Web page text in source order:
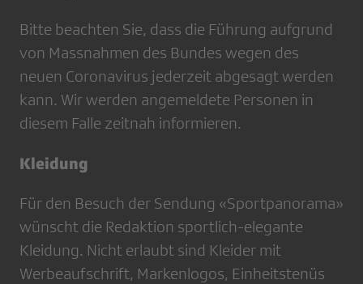
Bitte beachten Sie, dass die Führung aufgrund
von Massnahmen des Bundes wegen des
neuen Coronavirus jederzeit abgesagt werden
kann. Wir werden angemeldete Personen in
diesem Falle zeitnah informieren.
Kleidung
Für den Besuch der Sendung «Sportpanorama»
wünscht die Redaktion sportlich-elegante
Kleidung. Nicht erlaubt sind Kleider mit
Werbeaufschrift, Markenlogos, Einheitstenüs